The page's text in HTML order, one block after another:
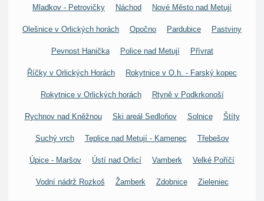
Mladkov - Petrovičky Náchod Nové Město nad Metují
Olešnice v Orlických horách Opočno Pardubice Pastviny
Pevnost Hanička Police nad Metují Přívrat
Říčky v Orlických Horách Rokytnice v O.h. - Farský kopec
Rokytnice v Orlických horách Rtyně v Podkrkonoší
Rychnov nad Kněžnou Ski areál Sedloňov Solnice Štíty
Suchý vrch Teplice nad Metují - Kamenec Třebešov
Úpice - Maršov Ústí nad Orlicí Vamberk Velké Poříčí
Vodní nádrž Rozkoš Žamberk Zdobnice Zieleniec